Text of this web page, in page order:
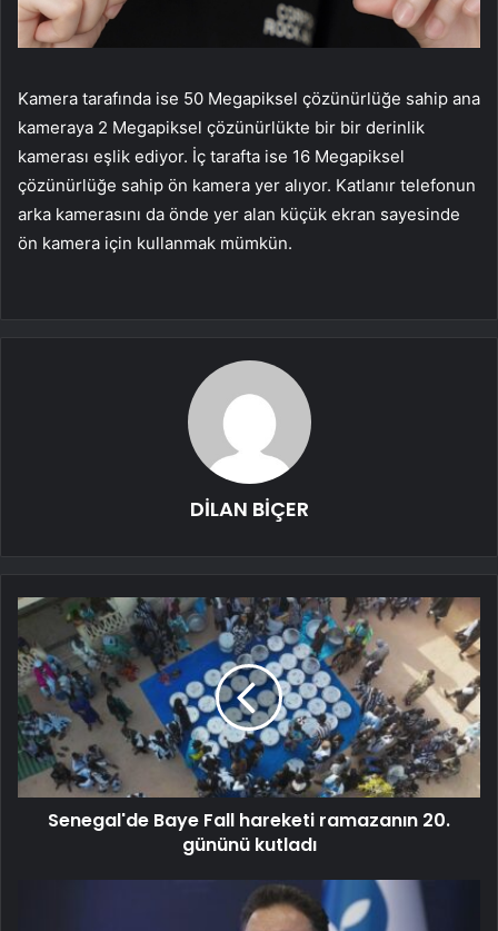
Kamera tarafında ise 50 Megapiksel çözünürlüğe sahip ana
kameraya 2 Megapiksel çözünürlükte bir bir derinlik
kamerası eşlik ediyor. İç tarafta ise 16 Megapiksel
çözünürlüğe sahip ön kamera yer alıyor. Katlanır telefonun
arka kamerasını da önde yer alan küçük ekran sayesinde
ön kamera için kullanmak mümkün.
DİLAN BİÇER
Senegal'de Baye Fall hareketi ramazanın 20.
gününü kutladı